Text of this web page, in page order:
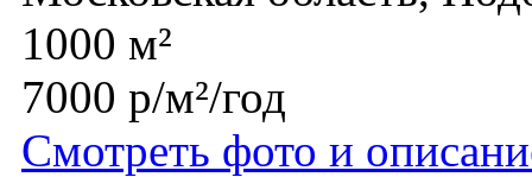
1000 м²
7000 р/м²/год
Смотреть фото и